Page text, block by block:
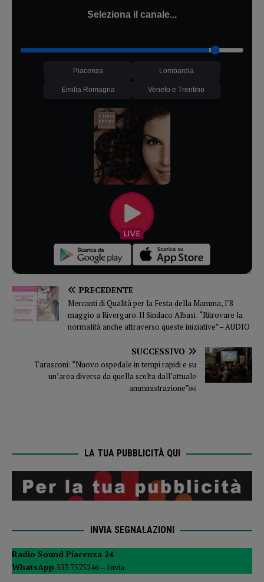
Seleziona il canale...
Piacenza Lombardia
Emilia Romagna Veneto e Trentino
PRECEDENTE
Mercanti di Qualità per la Festa della Mamma, l’8
maggio a Rivergaro. Il Sindaco Albasi: “Ritrovare la
normalità anche attraverso queste iniziative” – AUDIO
SUCCESSIVO
Tarasconi: “Nuovo ospedale in tempi rapidi e su
un’area diversa da quella scelta dall’attuale
amministrazione”￼
LA TUA PUBBLICITÀ QUI
INVIA SEGNALAZIONI
Radio Sound Piacenza 24
WhatsApp 333 7575246 – Invia